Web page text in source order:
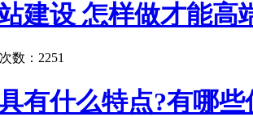
建设 怎样做才能高
数：2251
有什么特点?有哪些